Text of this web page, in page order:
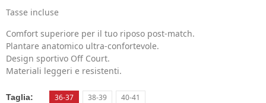
Tasse incluse
Comfort superiore per il tuo riposo post-match.
Plantare anatomico ultra-confortevole.
Design sportivo Off Court.
Materiali leggeri e resistenti.
Taglia 36-37 38-39 40-41